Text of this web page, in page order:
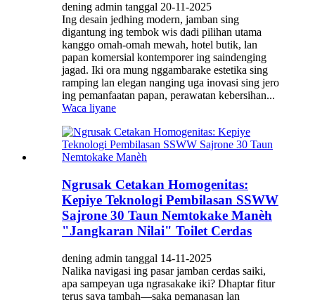
dening admin tanggal 20-11-2025
Ing desain jedhing modern, jamban sing
digantung ing tembok wis dadi pilihan utama
kanggo omah-omah mewah, hotel butik, lan
papan komersial kontemporer ing saindenging
jagad. Iki ora mung nggambarake estetika sing
ramping lan elegan nanging uga inovasi sing jero
ing pemanfaatan papan, perawatan kebersihan...
Waca liyane
Ngrusak Cetakan Homogenitas:
Kepiye Teknologi Pembilasan SSWW
Sajrone 30 Taun Nemtokake Manèh
"Jangkaran Nilai" Toilet Cerdas
dening admin tanggal 14-11-2025
Nalika navigasi ing pasar jamban cerdas saiki,
apa sampeyan uga ngrasakake iki? Dhaptar fitur
terus saya tambah—saka pemanasan lan